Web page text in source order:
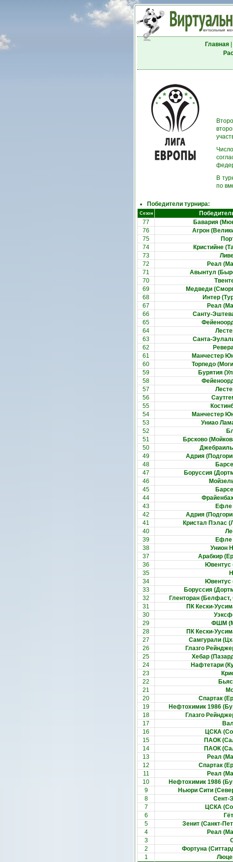
Главная|
В
по
Победители турнира:
Сезон
77
Бавария
76 Агрон
75
74 Кристийне
73
72 Реал
71 Авынтул
70
69 Медведи
68 Интер
67 Реал
66 Санту-
65
64
63 Санта-
62
61 Манчестер
60 Торпедо
59 Бурятия
58
57
56
55
54 Манчестер
53 Униао
52
51 Брсково
50
49 Адрия
48
47 Боруссия
46
45
44
43 Ефле
42 Адрия
41 Кристал Пэлас
40
39 Ефле
38 Унион
37 Арабкир
36 Ювентус
35
34 Ювентус
33 Боруссия
32 Гленторан
31 ПК Кески-
30
29 ФШМ
28 ПК Кески-
27 Самгурали
26 Глазго
25 Хебар
24 Нафтетари
23
22
21
20 Спартак
19 Нефтохимик 1986
18 Глазго
17
16 ЦСКА
15 ПАОК
14 ПАОК
13 Реал
12 Спартак
11 Реал
10 Нефтохимик 1986
9 Ньюри Сити
8 Сент-
7 ЦСКА
6
5 Зенит (Санкт-
4 Реал
3
2
Фортуна
1